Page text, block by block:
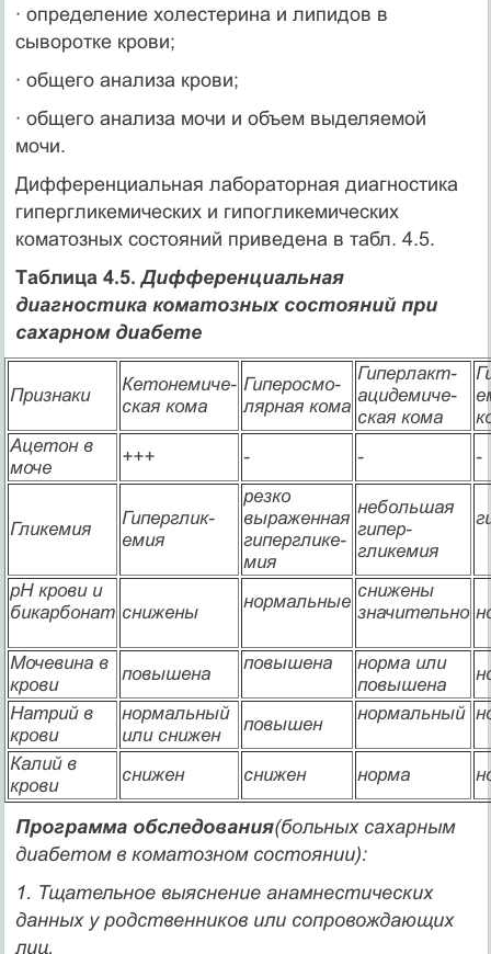
· определение холестерина и липидов в
сыворотке крови;
· общего анализа крови;
· общего анализа мочи и объем выделяемой
мочи.
Дифференциальная лабораторная диагностика
гипергликемических и гипогликемических
коматозных состояний приведена в табл. 4.5.
Таблица 4.5.Дифференциальная
диагностика коматозных состояний при
сахарном диабете
Признаки
Кетонемиче-
ская кома
Гиперосмо-
лярная кома
Гиперлакт-
ацидемиче-
ская кома
Ацетон в
моче
+++ - - -
Гликемия
Гиперглик-
емия
резко
выражен­ная
гиперглике­
мия
небольшая
гипер­
гликемия
рН крови и
бикарбонат снижены
нормальные
снижены
значительно
Мочевина в
крови
повышена
повышена
норма или
повыше­на
Натрий в
крови
нормальный
или снижен
повышен
нормальный
Калий в
крови
снижен снижен норма
Программа обследования(больных сахарным
диабетом в коматозном состоянии):
1. Тщательное выяснение анамнестических
данных у родственни­ков или сопровождающих
лиц.